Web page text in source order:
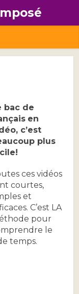
bac de
en
c’est
plus
ces vidéos
courtes,
et
C’est LA
pour
le
temps.